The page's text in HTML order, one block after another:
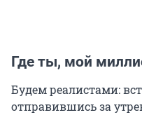
Где ты, мой
Будем реалистами:
отправившись за